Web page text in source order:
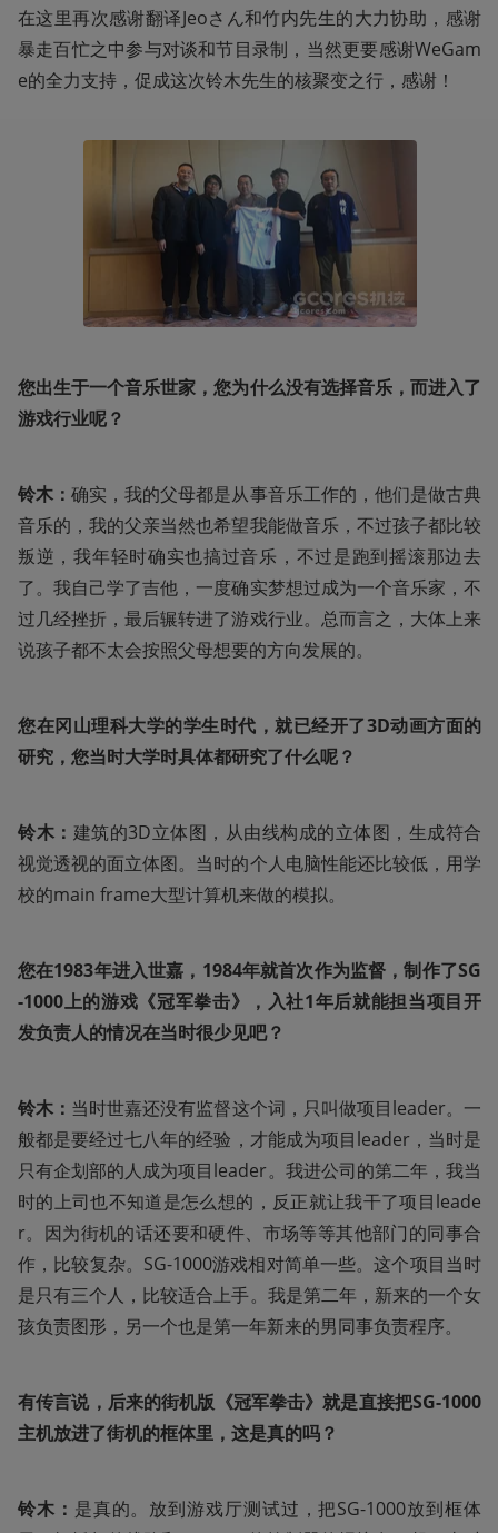
在这里再次感谢翻译Jeoさん和竹内先生的大力协助，感谢
暴走百忙之中参与对谈和节目录制，当然更要感谢WeGam
e的全力支持，促成这次铃木先生的核聚变之行，感谢！
您出生于一个音乐世家，您为什么没有选择音乐，而进入了
游戏行业呢？
铃木：确实，我的父母都是从事音乐工作的，他们是做古典
音乐的，我的父亲当然也希望我能做音乐，不过孩子都比较
叛逆，我年轻时确实也搞过音乐，不过是跑到摇滚那边去
了。我自己学了吉他，一度确实梦想过成为一个音乐家，不
过几经挫折，最后辗转进了游戏行业。总而言之，大体上来
说孩子都不太会按照父母想要的方向发展的。
您在冈山理科大学的学生时代，就已经开了3D动画方面的
研究，您当时大学时具体都研究了什么呢？
铃木： 建筑的3D立体图，从由线构成的立体图，生成符合
视觉透视的面立体图。当时的个人电脑性能还比较低，用学
校的main frame大型计算机来做的模拟。
您在1983年进入世嘉，1984年就首次作为监督，制作了SG
-1000上的游戏《冠军拳击》，入社1年后就能担当项目开
发负责人的情况在当时很少见吧？
铃木： 当时世嘉还没有监督这个词，只叫做项目leader。一
般都是要经过七八年的经验，才能成为项目leader，当时是
只有企划部的人成为项目leader。我进公司的第二年，我当
时的上司也不知道是怎么想的，反正就让我干了项目leade
r。因为街机的话还要和硬件、市场等等其他部门的同事合
作，比较复杂。SG-1000游戏相对简单一些。这个项目当时
是只有三个人，比较适合上手。我是第二年，新来的一个女
孩负责图形，另一个也是第一年新来的男同事负责程序。
有传言说，后来的街机版《冠军拳击》就是直接把SG-1000
主机放进了街机的框体里，这是真的吗？
铃木： 是真的。放到游戏厅测试过，把SG-1000放到框体